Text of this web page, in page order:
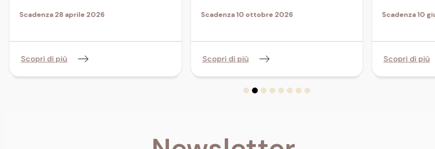
Scadenza 28 aprile 2026
Scopri di più
Scadenza 10 ottobre 2026
Scopri di più
Scadenza 10
Scopri di più